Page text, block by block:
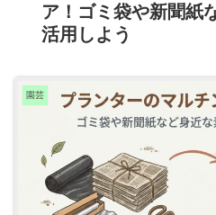
ア！ゴミ袋や新聞紙
活用しよう
園芸